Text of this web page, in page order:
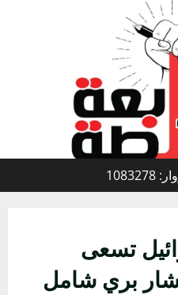
تسعى
بري شامل